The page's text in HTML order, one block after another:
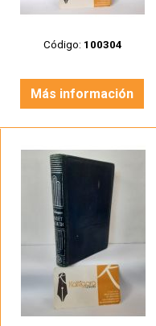
Código: 100304
Más información